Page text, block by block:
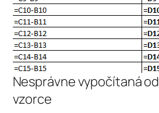
Nesprávne vypočítaná
vzorce